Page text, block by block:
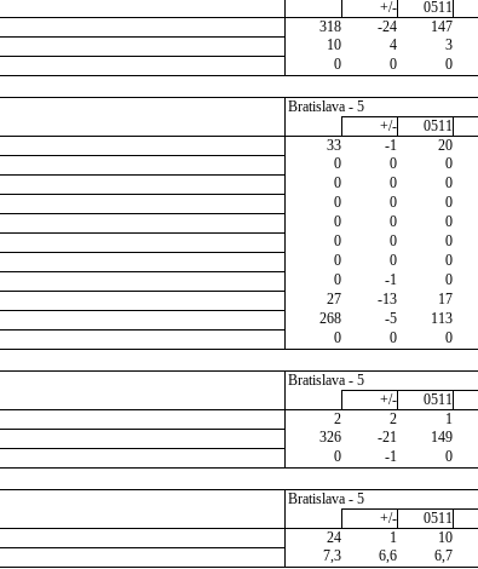
+/-
0511
318 -24 147
10 4 3
0 0 0
Bratislava - 5
+/-
0511
33 -1 20
0 0 0
0 0 0
0 0 0
0 0 0
0 0 0
0 0 0
0 -1 0
27 -13 17
268 -5 113
0 0 0
Bratislava - 5
+/-
0511
2 2 1
326 -21 149
0 -1 0
Bratislava - 5
+/-
0511
24 1 10
7,3 6,6 6,7